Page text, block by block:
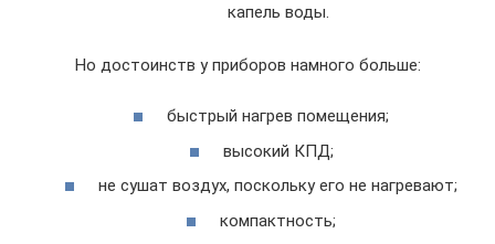
капель воды.
Но достоинств у приборов намного больше:
быстрый нагрев помещения;
высокий КПД;
не сушат воздух, поскольку его не нагревают;
компактность;